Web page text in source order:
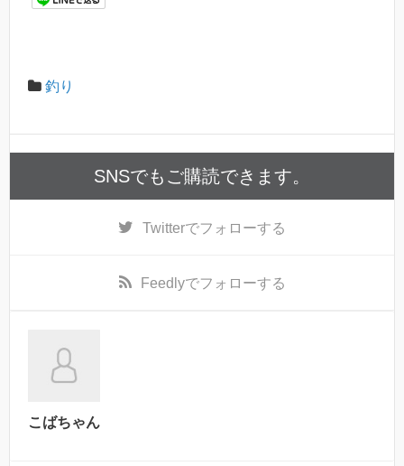
釣り
SNSでもご購読できます。
Twitterでフォローする
Feedlyでフォローする
こばちゃん